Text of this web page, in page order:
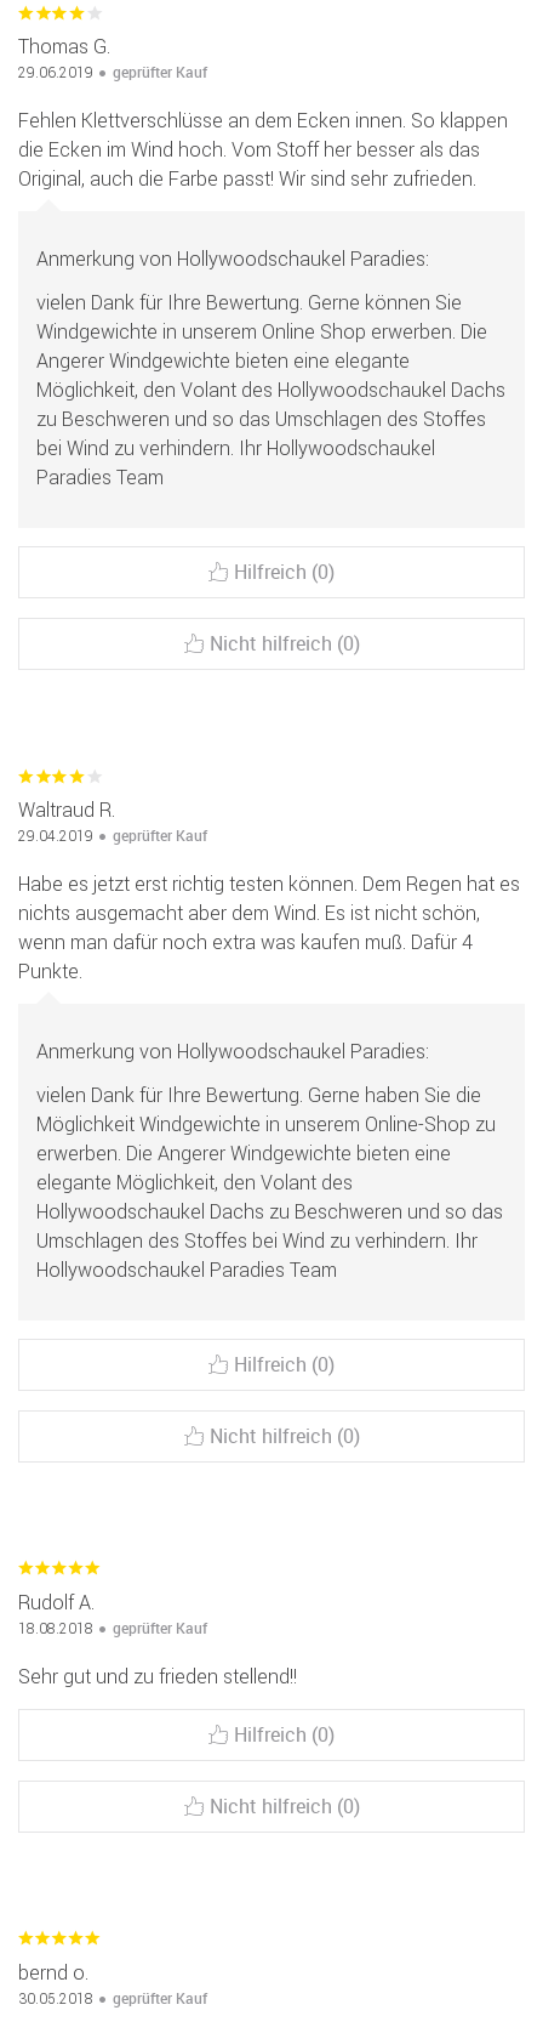
Thomas G.
29.06.2019 geprüfter Kauf
Fehlen Klettverschlüsse an dem Ecken innen. So klappen
die Ecken im Wind hoch. Vom Stoff her besser als das
Original, auch die Farbe passt! Wir sind sehr zufrieden.
Anmerkung von Hollywoodschaukel Paradies:
vielen Dank für Ihre Bewertung. Gerne können Sie
Windgewichte in unserem Online Shop erwerben. Die
Angerer Windgewichte bieten eine elegante
Möglichkeit, den Volant des Hollywoodschaukel Dachs
zu Beschweren und so das Umschlagen des Stoffes
bei Wind zu verhindern. Ihr Hollywoodschaukel
Paradies Team
Hilfreich (0)
Nicht hilfreich (0)
Waltraud R.
29.04.2019 geprüfter Kauf
Habe es jetzt erst richtig testen können. Dem Regen hat es
nichts ausgemacht aber dem Wind. Es ist nicht schön,
wenn man dafür noch extra was kaufen muß. Dafür 4
Punkte.
Anmerkung von Hollywoodschaukel Paradies:
vielen Dank für Ihre Bewertung. Gerne haben Sie die
Möglichkeit Windgewichte in unserem Online-Shop zu
erwerben. Die Angerer Windgewichte bieten eine
elegante Möglichkeit, den Volant des
Hollywoodschaukel Dachs zu Beschweren und so das
Umschlagen des Stoffes bei Wind zu verhindern. Ihr
Hollywoodschaukel Paradies Team
Hilfreich (0)
Nicht hilfreich (0)
Rudolf A.
18.08.2018 geprüfter Kauf
Sehr gut und zu frieden stellend!!
Hilfreich (0)
Nicht hilfreich (0)
bernd o.
30.05.2018 geprüfter Kauf